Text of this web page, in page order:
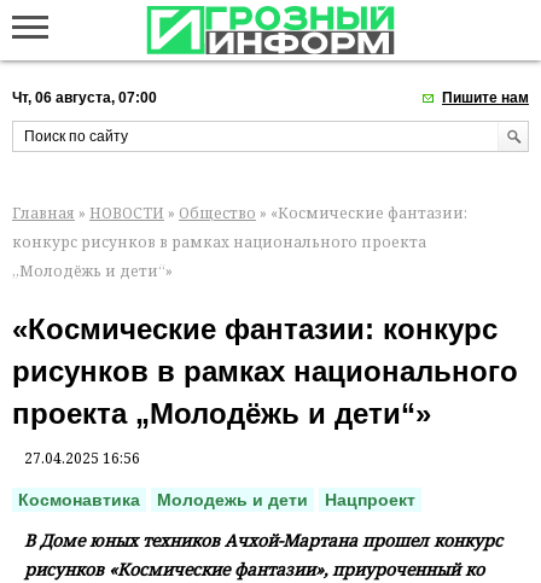
Чт, 06 августа, 07:00 Пишите нам
Главная » НОВОСТИ » Общество » «Космические фантазии:
конкурс рисунков в рамках национального проекта
„Молодёжь и дети“»
«Космические фантазии: конкурс
рисунков в рамках национального
проекта „Молодёжь и дети“»
27.04.2025 16:56
Космонавтика Молодежь и дети Нацпроект
В Доме юных техников Ачхой-Мартана прошел конкурс
рисунков «Космические фантазии», приуроченный ко